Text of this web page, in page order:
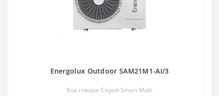
Energolux Outdoor SAM21M1-AI/3
Код товара: Серия Smart Multi